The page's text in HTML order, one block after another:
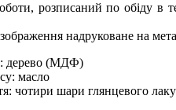
розписаний по обіду в
надруковане на
дерево (МДФ)
масло
чотири шари глянцевого лаку